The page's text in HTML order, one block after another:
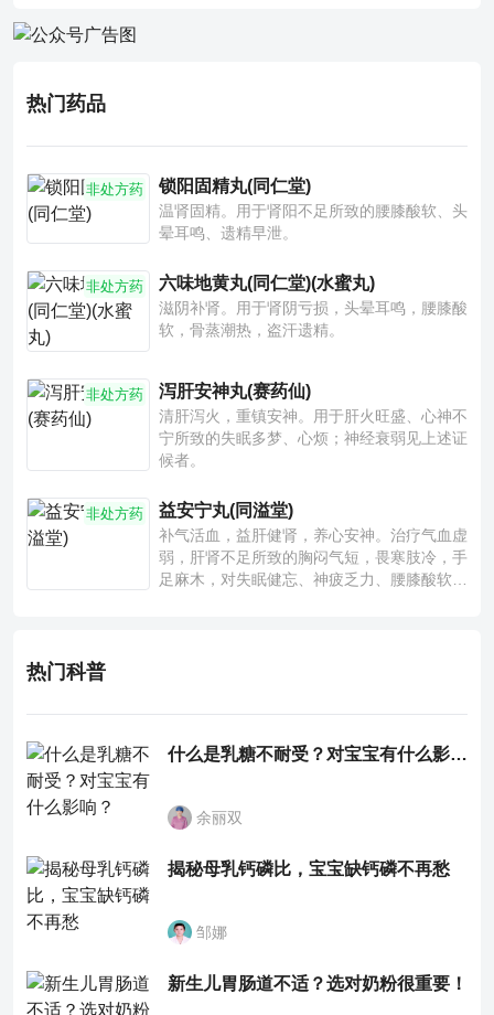
热门药品
非处方药 锁阳固精丸(同仁堂)
温肾固精。用于肾阳不足所致的腰膝酸软、头
晕耳鸣、遗精早泄。
非处方药 六味地黄丸(同仁堂)(水蜜丸)
滋阴补肾。用于肾阴亏损，头晕耳鸣，腰膝酸
软，骨蒸潮热，盗汗遗精。
非处方药 泻肝安神丸(赛药仙)
清肝泻火，重镇安神。用于肝火旺盛、心神不
宁所致的失眠多梦、心烦；神经衰弱见上述证
候者。
非处方药 益安宁丸(同溢堂)
补气活血，益肝健肾，养心安神。治疗气血虚
弱，肝肾不足所致的胸闷气短，畏寒肢冷，手
足麻木，对失眠健忘、神疲乏力、腰膝酸软也
热门科普
什么是乳糖不耐受？对宝宝有什么影响？
余丽双
揭秘母乳钙磷比，宝宝缺钙磷不再愁
邹娜
新生儿胃肠道不适？选对奶粉很重要！